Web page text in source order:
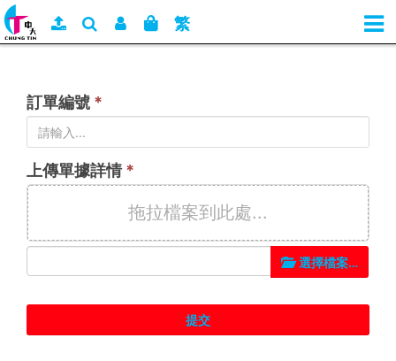
繁
訂單編號 *
上傳單據詳情*
拖拉檔案到此處...
選擇檔案...
提交